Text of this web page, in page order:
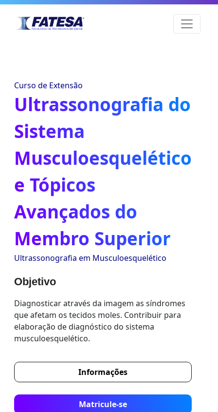
Curso de Extensão
Ultrassonografia do
Sistema
Musculoesquelético
e Tópicos
Avançados do
Membro Superior
Ultrassonografia em Musculoesquelético
Objetivo
Diagnosticar através da imagem as síndromes
que afetam os tecidos moles. Contribuir para
elaboração de diagnóstico do sistema
musculoesquelético.
Informações
Matricule-se